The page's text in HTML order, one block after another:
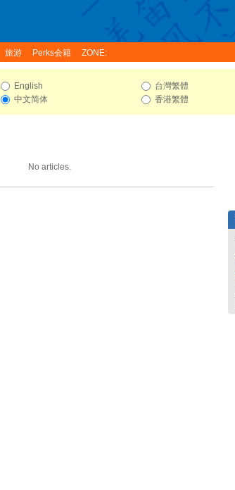
旅游 Perks会籍 ZONE:
English
中文简体
台灣繁體
香港繁體
No articles.